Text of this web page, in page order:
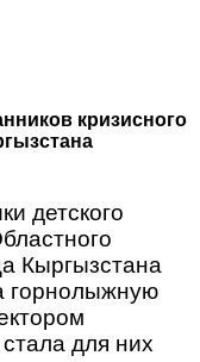
кризисного
детского
Кыргызстана
горнолыжную
для них